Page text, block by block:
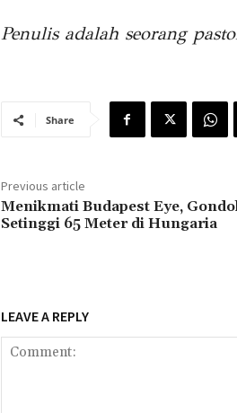
Penulis adalah seorang
Share
Previous article
Menikmati Budapest Eye,
Setinggi 65 Meter di Hungaria
LEAVE A REPLY